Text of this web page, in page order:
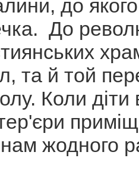
до
До
та й той
Коли
жодного